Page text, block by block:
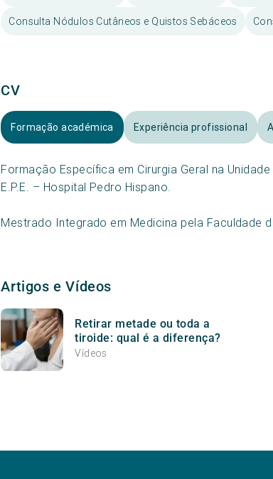
Consulta Nódulos Cutâneos e Quistos Sebáceos
CV
Formação académica Experiência profissional
Formação Específica em Cirurgia Geral na
E.P.E. – Hospital Pedro Hispano.
Mestrado Integrado em Medicina pela Faculdade
Artigos e Vídeos
Retirar metade ou toda a
tiroide: qual é a diferença?
Vídeos